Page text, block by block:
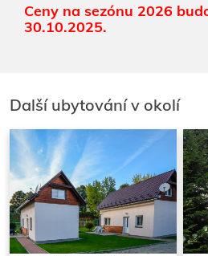
Ceny na sezónu 2026
30.10.2025.
Další ubytování v okolí